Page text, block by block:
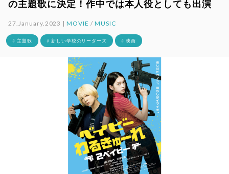
の主題歌に決定！作中では本人役としても出演
27.January.2023 |MOVIE / MUSIC
# 主題歌 # 新しい学校のリーダーズ # 映画